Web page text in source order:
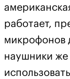
работает,
микрофонов
наушники же